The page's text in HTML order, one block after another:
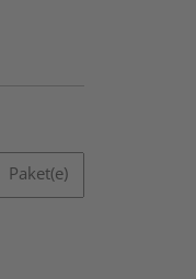
Paket(e)